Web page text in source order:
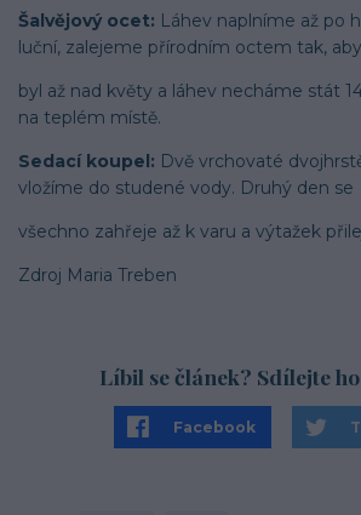
Šalvějový ocet: Láhev naplníme až po
luční, zalejeme přírodním octem tak, aby
byl až nad květy a láhev necháme stát
na teplém místě.
Sedací koupel: Dvě vrchovaté
vložíme do studené vody. Druhý den se
všechno zahřeje až k varu a výtažek
Zdroj Maria Treben
Líbil se článek? Sdílejte
Facebook